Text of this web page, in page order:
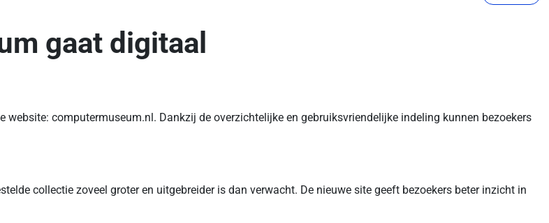
gaat digitaal
computermuseum.nl. Dankzij de overzichtelijke en gebruiksvriendelijke indeling kunnen bezoekers
collectie zoveel groter en uitgebreider is dan verwacht. De nieuwe site geeft bezoekers beter inzicht in